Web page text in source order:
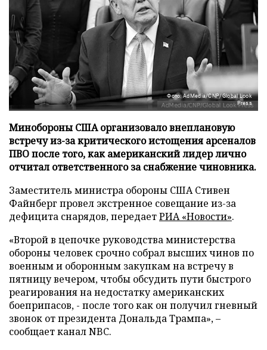
Фото: AdMedia/CNP/Global Look
Press
Минобороны США организовало внеплановую
встречу из-за критического истощения арсеналов
ПВО после того, как американский лидер лично
отчитал ответственного за снабжение чиновника.
Заместитель министра обороны США Стивен
Файнберг провел экстренное совещание из-за
дефицита снарядов, передаетРИА «Новости».
«Второй в цепочке руководства министерства
обороны человек срочно собрал высших чинов по
военным и оборонным закупкам на встречу в
пятницу вечером, чтобы обсудить пути быстрого
реагирования на недостатку американских
боеприпасов, - после того как он получил гневный
звонок от президента Дональда Трампа», –
сообщает канал NBC.